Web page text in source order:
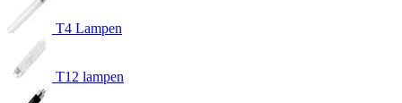
T4 Lampen
T12 lampen